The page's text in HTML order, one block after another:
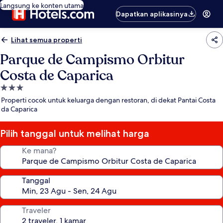
Langsung ke konten utama
Dapatkan aplikasinya
Lihat semua properti
Parque de Campismo Orbitur
Costa de Caparica
Properti
bintang
3.0
Properti cocok untuk keluarga dengan restoran, di dekat Pantai Costa
da Caparica
Pilih tanggal untuk melihat harga
Ke mana?
Tanggal
Traveler